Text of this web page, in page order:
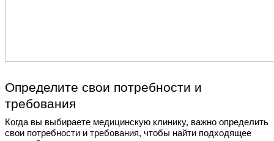
Определите свои потребности и
требования
Когда вы выбираете медицинскую клинику, важно определить
свои потребности и требования, чтобы найти подходящее